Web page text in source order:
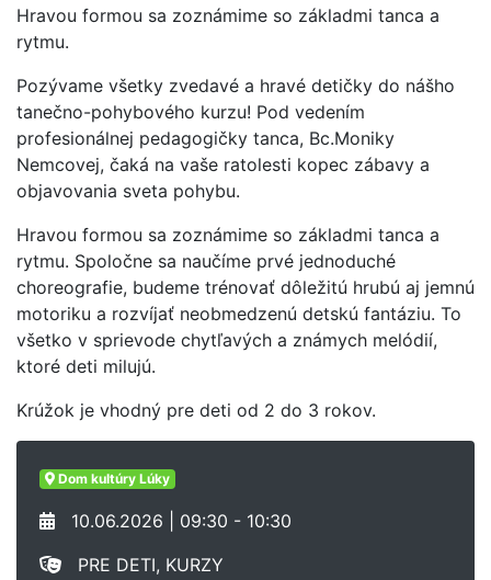
Hravou formou sa zoznámime so základmi tanca a
rytmu.
Pozývame všetky zvedavé a hravé detičky do nášho
tanečno-pohybového kurzu! Pod vedením
profesionálnej pedagogičky tanca, Bc.Moniky
Nemcovej, čaká na vaše ratolesti kopec zábavy a
objavovania sveta pohybu.
Hravou formou sa zoznámime so základmi tanca a
rytmu. Spoločne sa naučíme prvé jednoduché
choreografie, budeme trénovať dôležitú hrubú aj jemnú
motoriku a rozvíjať neobmedzenú detskú fantáziu. To
všetko v sprievode chytľavých a známych melódií,
ktoré deti milujú.
Krúžok je vhodný pre deti od 2 do 3 rokov.
Dom kultúry Lúky
10.06.2026 | 09:30 - 10:30
PRE DETI, KURZY